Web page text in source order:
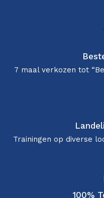
7 maal verkozen tot
Trainingen op diverse
100%